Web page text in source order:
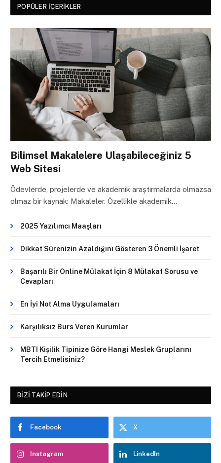
POPÜLER İÇERIKLER
Bilimsel Makalelere Ulaşabileceğiniz 5
Web Sitesi
Ödevlerde, projelerde ve akademik araştırmalarda olmazsa
olmaz bir kaynak: Makaleler. Özellikle akademik…
2025 Yazılımcı Maaşları
Dikkat Sürenizin Azaldığını Gösteren 3 Önemli İşaret
Başarılı Bir Online Mülakat İçin 8 Mülakat Sorusu ve
Cevapları
En İyi Not Alma Uygulamaları
Karşılıksız Burs Veren Kurumlar
MBTI Kişilik Tipinize Göre Hangi Meslek Gruplarını
Tercih Etmelisiniz?
BIZI TAKIP EDIN
Facebook X
Instagram LinkedIn